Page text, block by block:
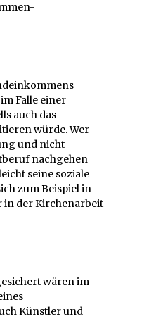
Falle einer
auch das
würde. Wer
und nicht
nachgehen
seine soziale
zum Beispiel in
in der Kirchenarbeit
wären im
Künstler und